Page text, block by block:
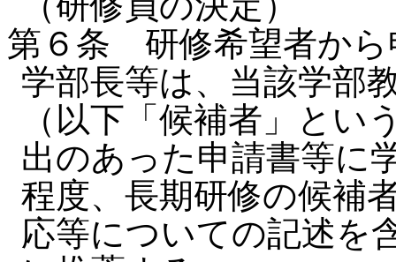
第６条 研修希望者から
学部長等は、当該学部
（以下「候補者」とい
出のあった申請書等に
程度、長期研修の候補
応等についての記述を